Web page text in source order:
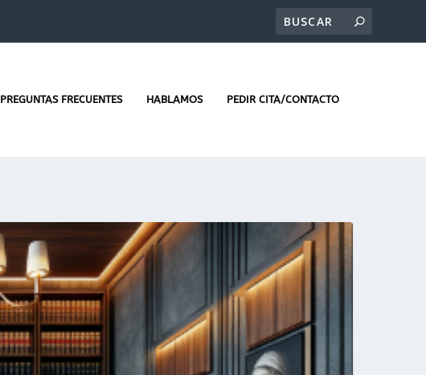
PREGUNTAS FRECUENTES HABLAMOS PEDIR CITA/CONTACTO